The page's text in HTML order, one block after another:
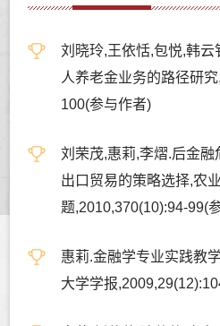
刘晓玲,王依恬,包悦,韩
人养老金业务的路径研
100(参与作者)
刘荣茂,惠莉,李熠.后金
出口贸易的策略选择,农
题,2010,370(10):94-99(
惠莉.金融学专业实践教
大学学报